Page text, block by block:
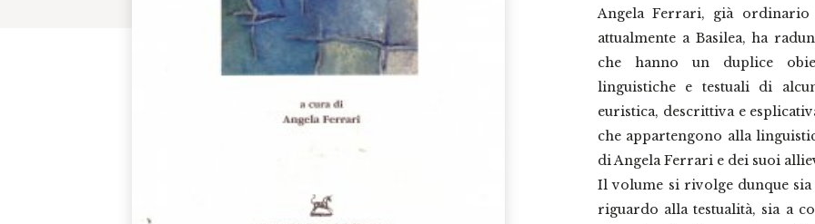
Angela Ferrari, già
attualmente a Basilea, ha
che hanno un duplice
linguistiche e testuali di
euristica, descrittiva e
che appartengono alla
di Angela Ferrari e dei suoi
Il volume si rivolge dunque
riguardo alla testualità, sia a